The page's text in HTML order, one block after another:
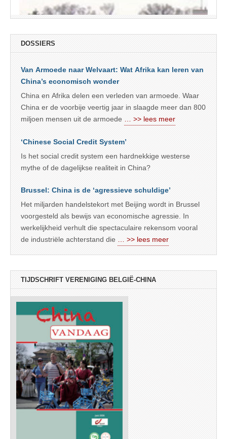
DOSSIERS
Van Armoede naar Welvaart: Wat Afrika kan leren van
China’s economisch wonder
China en Afrika delen een verleden van armoede. Waar
China er de voorbije veertig jaar in slaagde meer dan 800
miljoen mensen uit de armoede … >> lees meer
‘Chinese Social Credit System’
Is het social credit system een hardnekkige westerse
mythe of de dagelijkse realiteit in China?
Brussel: China is de ‘agressieve schuldige’
Het miljarden handelstekort met Beijing wordt in Brussel
voorgesteld als bewijs van economische agressie. In
werkelijkheid verhult die spectaculaire rekensom vooral
de industriële achterstand die … >> lees meer
TIJDSCHRIFT VERENIGING BELGIË-CHINA